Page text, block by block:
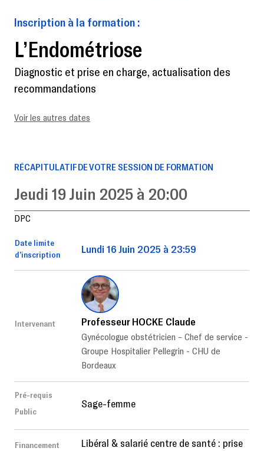
Inscription à la formation :
L’Endométriose
Diagnostic et prise en charge, actualisation des
recommandations
Voir les autres dates
RÉCAPITULATIF DE VOTRE SESSION DE FORMATION
Jeudi 19 Juin 2025 à 20:00
DPC
Date limite
d’inscription
Lundi 16 Juin 2025 à 23:59
Intervenant Professeur HOCKE Claude
Gynécologue obstétricien – Chef de service -
Groupe Hospitalier Pellegrin - CHU de
Bordeaux
Pré-requis
Public
Sage-femme
Financement
Libéral & salarié centre de santé : prise